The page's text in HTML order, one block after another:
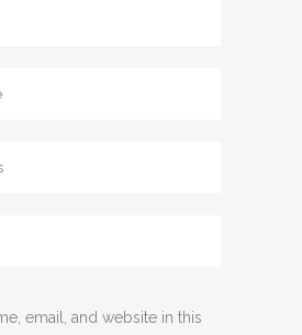
email, and website in this